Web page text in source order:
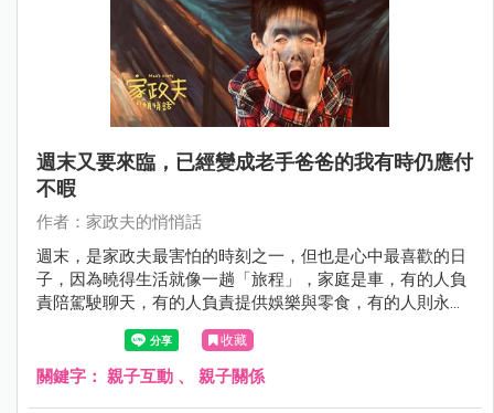
週末又要來臨，已經變成老手爸爸的我有時仍應付
不暇
作者：家政夫的悄悄話
週末，是家政夫最害怕的時刻之一，但也是心中最喜歡的日
子，因為曉得生活就像一趟「旅程」，家庭是車，有的人負
責陪駕駛聊天，有的人負責提供娛樂與零食，有的人則永遠
收藏
關鍵字： 親子互動 、 親子關係